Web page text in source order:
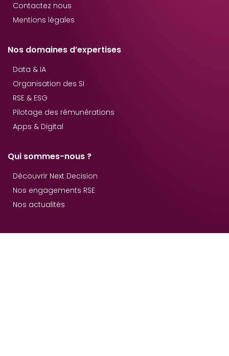
Contactez nous
Mentions légales
Nos domaines d’expertises
Data & IA
Organisation des SI
RSE & ESG
Pilotage des rémunérations
Apps & Digital
Qui sommes-nous ?
Découvrir Next Decision
Nos engagements RSE
Nos actualités